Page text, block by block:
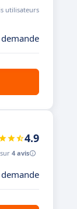
utilisateurs
4.9
4 avis